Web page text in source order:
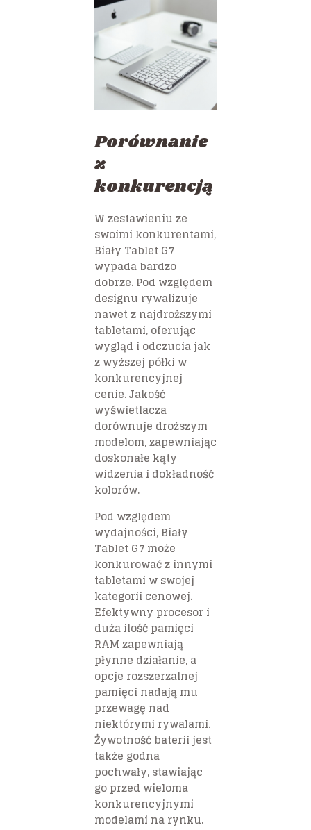
Porównanie
z
konkurencją
W zestawieniu ze
swoimi konkurentami,
Biały Tablet G7
wypada bardzo
dobrze. Pod względem
designu rywalizuje
nawet z najdroższymi
tabletami, oferując
wygląd i odczucia jak
z wyższej półki w
konkurencyjnej
cenie. Jakość
wyświetlacza
dorównuje droższym
modelom, zapewniając
doskonałe kąty
widzenia i dokładność
kolorów.
Pod względem
wydajności, Biały
Tablet G7 może
konkurować z innymi
tabletami w swojej
kategorii cenowej.
Efektywny procesor i
duża ilość pamięci
RAM zapewniają
płynne działanie, a
opcje rozszerzalnej
pamięci nadają mu
przewagę nad
niektórymi rywalami.
Żywotność baterii jest
także godna
pochwały, stawiając
go przed wieloma
konkurencyjnymi
modelami na rynku.